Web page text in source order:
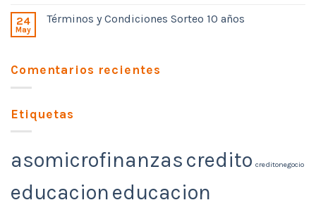
24
May
Términos y Condiciones Sorteo 10 años
Comentarios recientes
Etiquetas
asomicrofinanzas credito creditonegocio
educacion educacion